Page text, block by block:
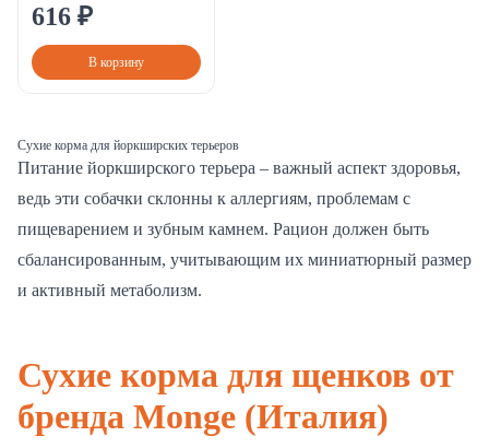
616 ₽
В корзину
Сухие корма для йоркширских терьеров
Питание йоркширского терьера – важный аспект здоровья,
ведь эти собачки склонны к аллергиям, проблемам с
пищеварением и зубным камнем. Рацион должен быть
сбалансированным, учитывающим их миниатюрный размер
и активный метаболизм.
Сухие корма для щенков от
бренда Monge (Италия)